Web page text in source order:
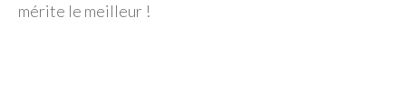
mérite le meilleur !